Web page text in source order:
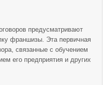
предусматривают
франшизы. Эта первичная
связанные с обучением
его предприятия и других